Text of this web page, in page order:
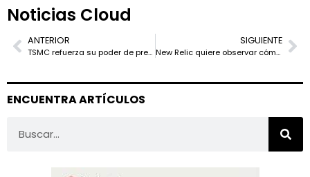
Noticias Cloud
ANTERIOR
TSMC refuerza su poder de precios mientras la IA llena sus fábricas
SIGUIENTE
New Relic quiere observar cómo programan los asistentes de IA
ENCUENTRA ARTÍCULOS